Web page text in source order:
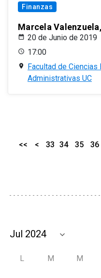
Finanzas
Marcela
20 de Junio de 2019
17:00
Facultad de Ciencias
Administrativas UC
<< < 33 34 35 36
L M M